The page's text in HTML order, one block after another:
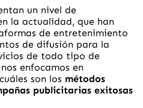
un nivel de
la actualidad, que han
de entretenimiento
de difusión para la
de todo tipo de
enfocamos en
son los métodos
publicitarias exitosas